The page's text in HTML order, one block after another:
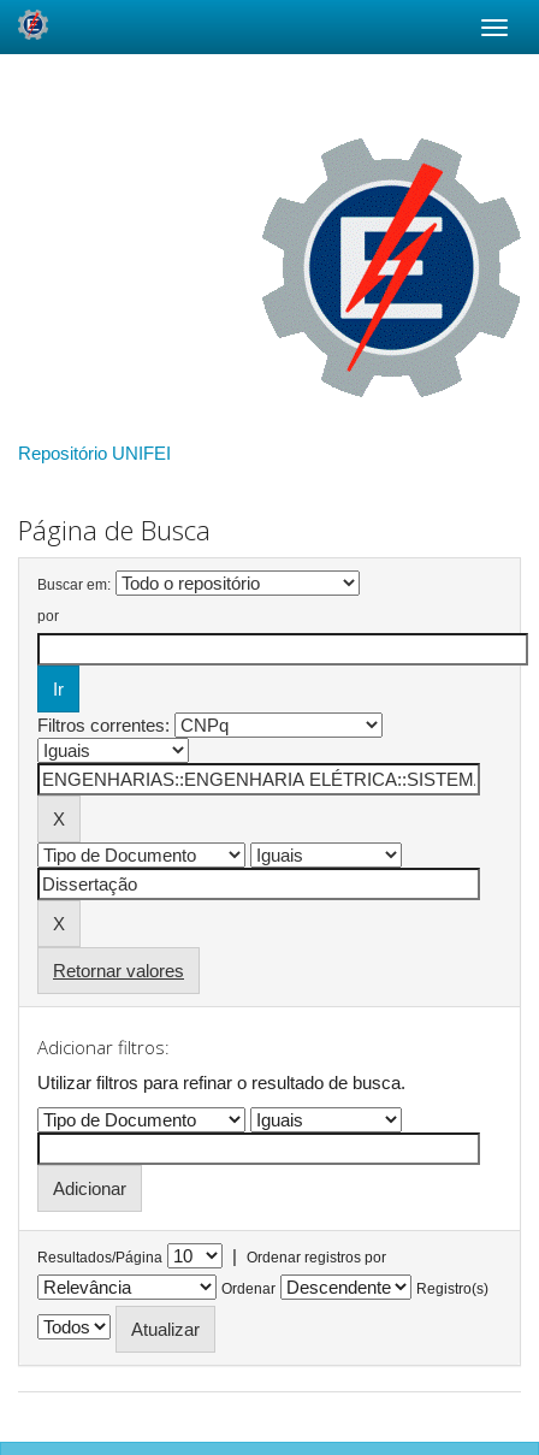
Repositório UNIFEI
Página de Busca
Buscar em:
por
Filtros correntes:
Retornar valores
Adicionar filtros:
Utilizar filtros para refinar o resultado de busca.
Resultados/Página |
Ordenar registros por
Ordenar
Registro(s)